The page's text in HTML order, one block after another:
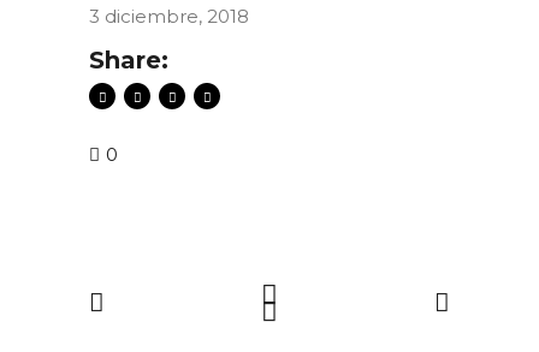
3 diciembre, 2018
Share:
0